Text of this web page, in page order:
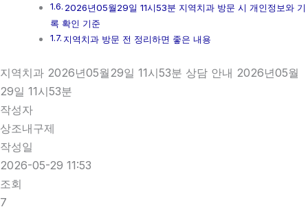
2026년05월29일 11시53분 지역치과 방문 시 개인정보와 기
록 확인 기준
지역치과 방문 전 정리하면 좋은 내용
지역치과 2026년05월29일 11시53분 상담 안내 2026년05월
29일 11시53분
작성자
상조내구제
작성일
2026-05-29 11:53
조회
7